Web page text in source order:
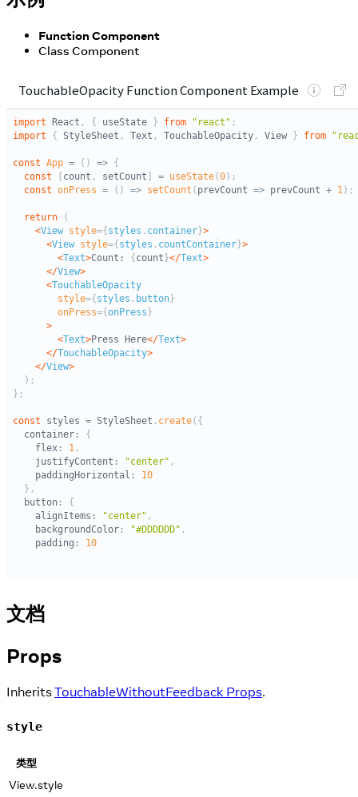
Function Component
Class Component
文档
Props
InheritsTouchableWithoutFeedback Props.
style
类型
View.style